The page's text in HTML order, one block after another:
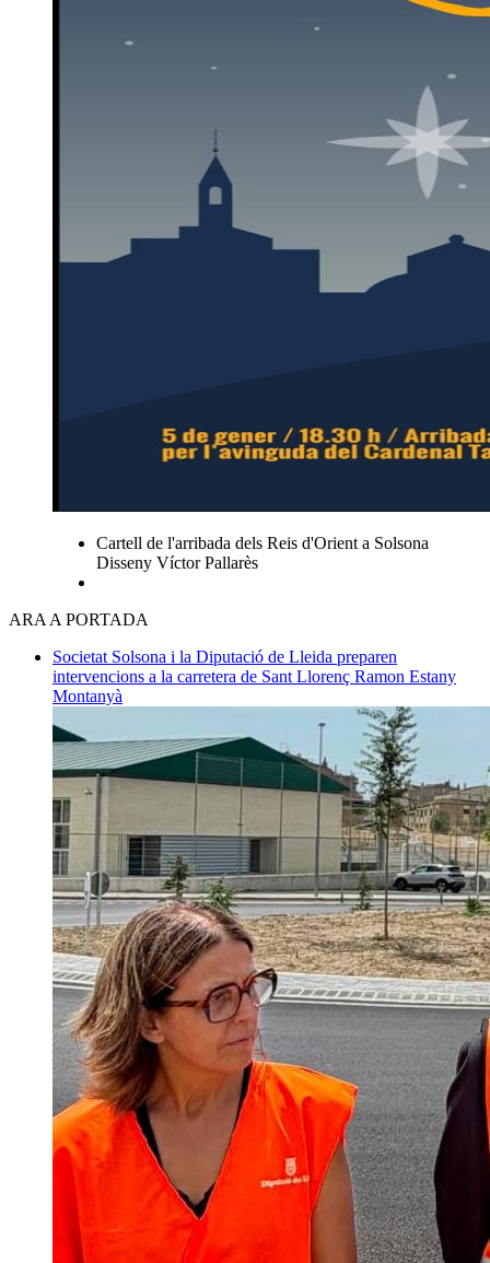
Cartell de l'arribada dels Reis d'Orient a Solsona
Disseny Víctor Pallarès
ARA A PORTADA
Societat Solsona i la Diputació de Lleida preparen
intervencions a la carretera de Sant Llorenç Ramon Estany
Montanyà